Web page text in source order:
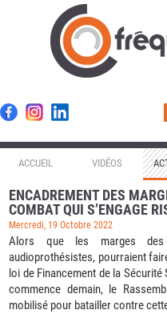
ACCUEIL VIDÉOS
ENCADREMENT DES
COMBAT QUI S’ENGAGE
Mercredi, 19 Octobre 2022
Alors que les marges
audioprothésistes, pourraient
loi de Financement de la
commence demain, le
mobilisé pour batailler contre